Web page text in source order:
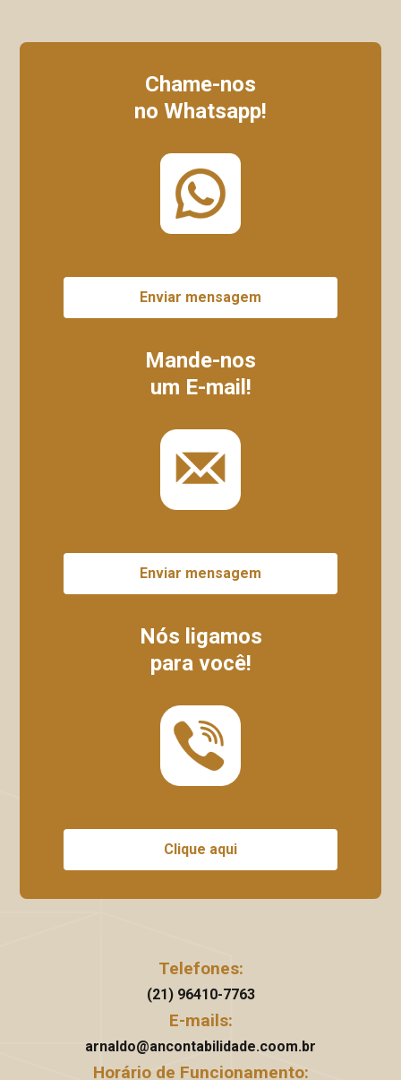
Chame-nos
no Whatsapp!
Enviar mensagem
Mande-nos
um E-mail!
Enviar mensagem
Nós ligamos
para você!
Clique aqui
Telefones:
(21) 96410-7763
E-mails:
arnaldo@ancontabilidade.coom.br
Horário de Funcionamento: